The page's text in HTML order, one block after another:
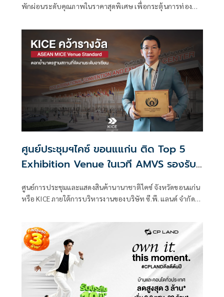
พักผ่อนระดับคุณภาพในราคาสุดพิเศษ เพื่อกระตุ้นการท่อง
ศูนย์ประชุมฯไคซ์ ขอนแแก่น ติด Top 5
Exhibition Venue ในเวที AMVS รองรับ
ศูนย์การประชุมและแสดงสินค้านานาชาติไคซ์ จังหวัดขอนแก่น
หรือ KICE ภายใต้การบริหารงานของบริษัท ซี.พี. แลนด์ จำกัด
งานอาเซียน ASEAN MICE Venue Standard (AMVS) และได้รับ
การประกาศผลบนเวที ASEAN Tourism Standards Awards
2026 ซึ่งจัดขึ้นโดยกระทรวงการท่องเที่ยวแห่งสาธารณรัฐ
ฟิลิปปินส์ ภายใต้ชื่องาน ASEAN